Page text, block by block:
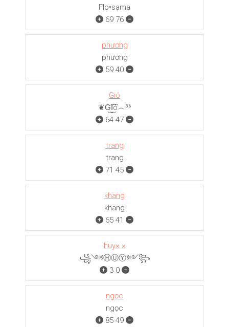
Flo•sama
69 76
phương
phương
59 40
Gió
❦G͜͡I͜͡ó︵³⁶
64 47
trang
trang
71 45
khang
khang
65 41
huy×.×
꧁༺ⒽⓊⓎ༻꧂
3 0
ngọc
ngọc
85 49